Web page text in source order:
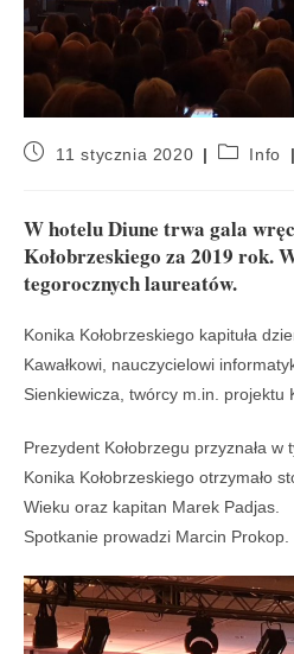
11 stycznia 2020 Info
W hotelu Diune trwa gala
Kołobrzeskiego za 2019 rok.
tegorocznych laureatów.
Konika Kołobrzeskiego kapituła
Kawałkowi, nauczycielowi
Sienkiewicza, twórcy m.in. projektu
Prezydent Kołobrzegu przyznała
Konika Kołobrzeskiego otrzymało
Wieku oraz kapitan Marek Padjas.
Spotkanie prowadzi Marcin Prokop.